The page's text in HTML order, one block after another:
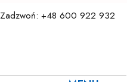
Zadzwoń: +48 600 922 932